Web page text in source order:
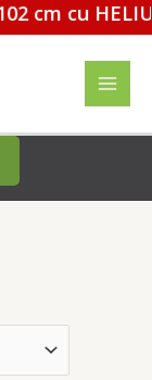
cu HELIU -